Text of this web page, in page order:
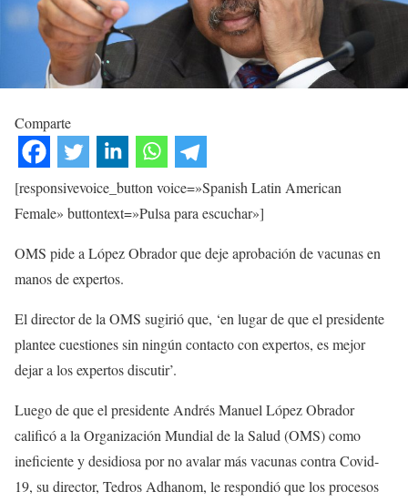
Comparte
[responsivevoice_button voice=»Spanish Latin American
Female» buttontext=»Pulsa para escuchar»]
OMS pide a López Obrador que deje aprobación de vacunas en
manos de expertos.
El director de la OMS sugirió que, ‘en lugar de que el presidente
plantee cuestiones sin ningún contacto con expertos, es mejor
dejar a los expertos discutir’.
Luego de que el presidente Andrés Manuel López Obrador
calificó a la Organización Mundial de la Salud (OMS) como
ineficiente y desidiosa por no avalar más vacunas contra Covid-
19, su director, Tedros Adhanom, le respondió que los procesos